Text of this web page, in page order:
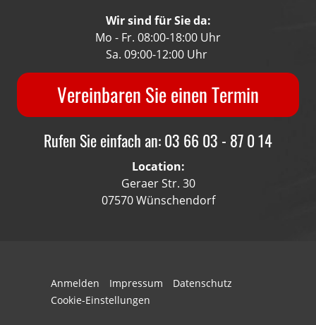
Wir sind für Sie da:
Mo - Fr. 08:00-18:00 Uhr
Sa. 09:00-12:00 Uhr
Vereinbaren Sie einen Termin
Rufen Sie einfach an: 03 66 03 - 87 0 14
Location:
Geraer Str. 30
07570 Wünschendorf
Anmelden Impressum
Datenschutz
Cookie-Einstellungen